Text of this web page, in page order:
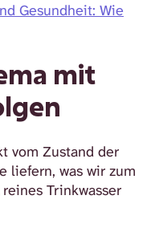
Gesundheit: Wie
mit
vom Zustand der
liefern, was wir zum
Trinkwasser